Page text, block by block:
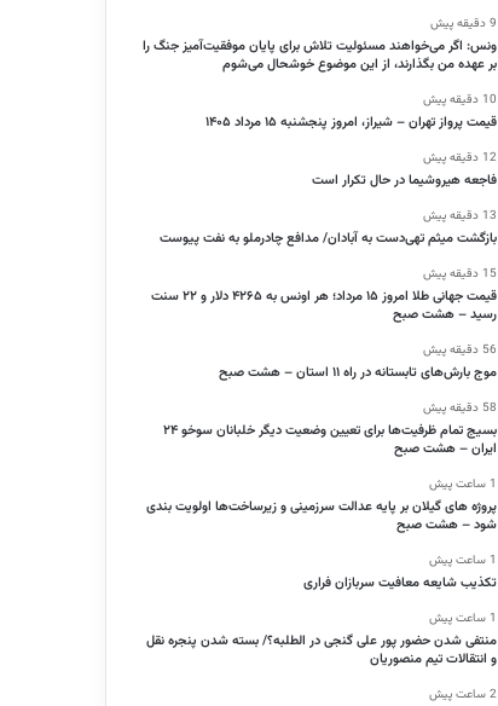
9 دقیقه پیش
ونس: اگر می‌خواهند مسئولیت تلاش برای پایان موفقیت‌آمیز جنگ را
بر عهده من بگذارند، از این موضوع خوشحال می‌شوم
10 دقیقه پیش
قیمت پرواز تهران – شیراز، امروز پنجشنبه ۱۵ مرداد ۱۴۰۵
12 دقیقه پیش
فاجعه هیروشیما در حال تکرار است
13 دقیقه پیش
بازگشت میثم تهی‌دست به آبادان/ مدافع چادرملو به نفت پیوست
15 دقیقه پیش
قیمت جهانی طلا امروز ۱۵ مرداد؛ هر اونس به ۴۲۶۵ دلار و ۲۲ سنت
رسید – هشت صبح
56 دقیقه پیش
موج بارش‌های تابستانه در راه ۱۱ استان – هشت صبح
58 دقیقه پیش
بسیج تمام ظرفیت‌ها برای تعیین وضعیت دیگر خلبانان سوخو ۲۴
ایران – هشت صبح
1 ساعت پیش
پروژه‌ های گیلان بر پایه عدالت سرزمینی و زیرساخت‌ها اولویت‌ بندی
شود – هشت صبح
1 ساعت پیش
تکذیب شایعه معافیت سربازان فراری
1 ساعت پیش
منتفی شدن حضور پور علی گنجی در الطلبه؟/ بسته شدن پنجره‌ نقل
و انتقالات تیم منصوریان
2 ساعت پیش